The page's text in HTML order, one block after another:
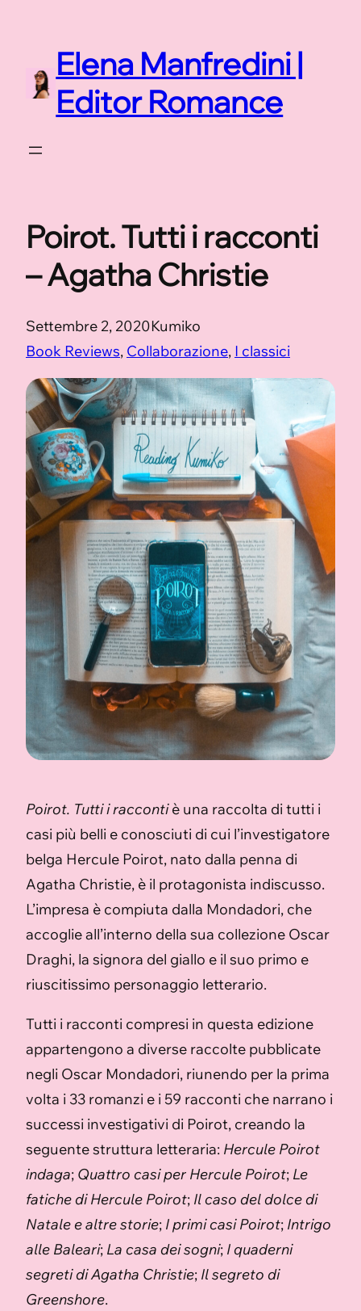
contenutoElena Manfredini |
Editor Romance
Poirot. Tutti i racconti
– Agatha Christie
Settembre 2, 2020Kumiko
Book Reviews, Collaborazione, I classici
Poirot. Tutti i raccontiè una raccolta di tutti i
casi più belli e conosciuti di cui l’investigatore
belga Hercule Poirot, nato dalla penna di
Agatha Christie, è il protagonista indiscusso.
L’impresa è compiuta dalla Mondadori, che
accoglie all’interno della sua collezione Oscar
Draghi, la signora del giallo e il suo primo e
riuscitissimo personaggio letterario.
Tutti i racconti compresi in questa edizione
appartengono a diverse raccolte pubblicate
negli Oscar Mondadori, riunendo per la prima
volta i 33 romanzi e i 59 racconti che narrano i
successi investigativi di Poirot, creando la
seguente struttura letteraria: Hercule Poirot
indaga; Quattro casi per Hercule Poirot; Le
fatiche di Hercule Poirot; Il caso del dolce di
Natale e altre storie; I primi casi Poirot; Intrigo
alle Baleari; La casa dei sogni; I quaderni
segreti di Agatha Christie; Il segreto di
Greenshore.